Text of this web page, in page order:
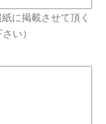
に掲載させて頂く
い）